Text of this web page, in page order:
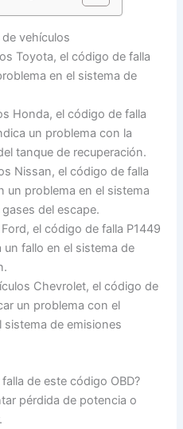
vehículos
Toyota, el código de falla
en el sistema de
Honda, el código de falla
un problema con la
tanque de recuperación.
Nissan, el código de falla
un problema en el sistema
del escape.
el código de falla P1449
un fallo en el sistema de
Chevrolet, el código de
un problema con el
sistema de emisiones
de este código OBD?
pérdida de potencia o